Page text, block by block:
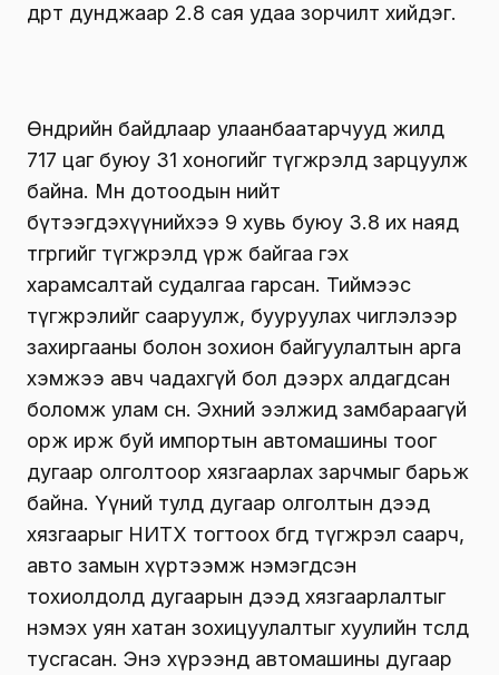
өдөрт дунджаар 2.8 сая удаа зорчилт хийдэг.
Өнөөдрийн байдлаар улаанбаатарчууд жилд
717 цаг буюу 31 хоногийг түгжрэлд зарцуулж
байна. Мөн дотоодын нийт
бүтээгдэхүүнийхээ 9 хувь буюу 3.8 их наяд
төгрөгийг түгжрэлд үрж байгаа гэх
харамсалтай судалгаа гарсан. Тиймээс
түгжрэлийг сааруулж, бууруулах чиглэлээр
захиргааны болон зохион байгуулалтын арга
хэмжээ авч чадахгүй бол дээрх алдагдсан
боломж улам өснө. Эхний ээлжид замбараагүй
орж ирж буй импортын автомашины тоог
дугаар олголтоор хязгаарлах зарчмыг барьж
байна. Үүний тулд дугаар олголтын дээд
хязгаарыг НИТХ тогтоох бөгөөд түгжрэл саарч,
авто замын хүртээмж нэмэгдсэн
тохиолдолд дугаарын дээд хязгаарлалтыг
нэмэх уян хатан зохицуулалтыг хуулийн төсөлд
тусгасан. Энэ хүрээнд автомашины дугаар